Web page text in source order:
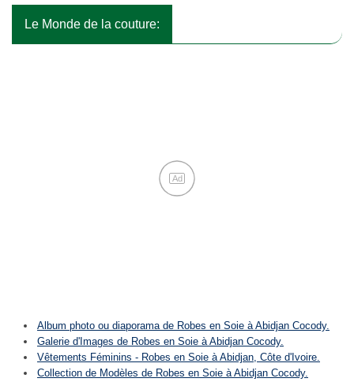
Le Monde de la couture:
Ad
Album photo ou diaporama de Robes en Soie à Abidjan Cocody.
Galerie d'Images de Robes en Soie à Abidjan Cocody.
Vêtements Féminins - Robes en Soie à Abidjan, Côte d'Ivoire.
Collection de Modèles de Robes en Soie à Abidjan Cocody.